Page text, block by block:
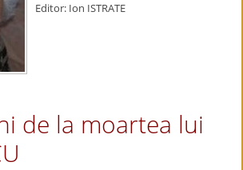
Editor: Ion ISTRATE
de la moartea lui